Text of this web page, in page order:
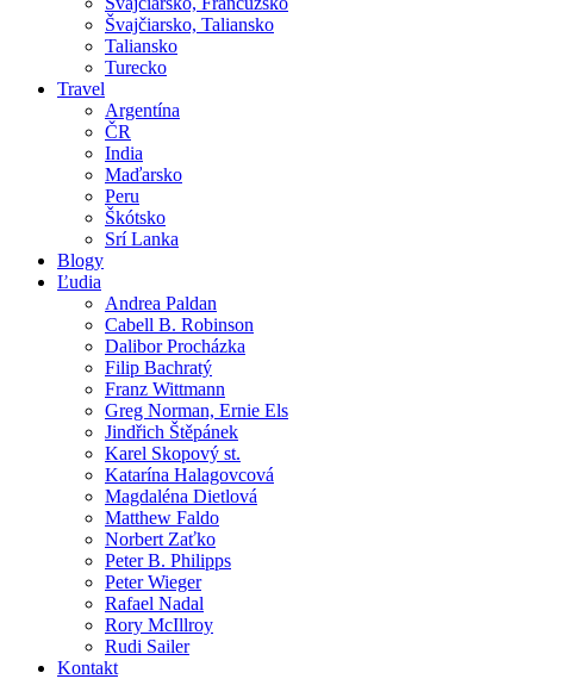
Švajčiarsko, Taliansko
Taliansko
Turecko
Travel
Argentína
ČR
India
Maďarsko
Peru
Škótsko
Srí Lanka
Blogy
Ľudia
Andrea Paldan
Cabell B. Robinson
Dalibor Procházka
Filip Bachratý
Franz Wittmann
Greg Norman, Ernie Els
Jindřich Štěpánek
Karel Skopový st.
Katarína Halagovcová
Magdaléna Dietlová
Matthew Faldo
Norbert Zaťko
Peter B. Philipps
Peter Wieger
Rafael Nadal
Rory McIllroy
Rudi Sailer
Kontakt